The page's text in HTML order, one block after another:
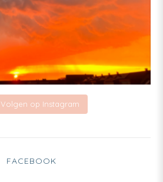
Volgen op Instagram
FACEBOOK